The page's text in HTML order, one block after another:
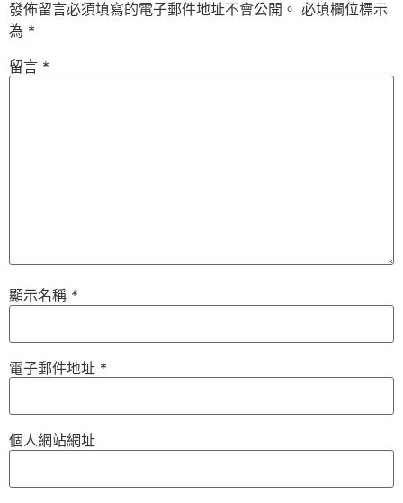
發佈留言必須填寫的電子郵件地址不會公開。 必填欄位標示
為 *
留言 *
顯示名稱 *
電子郵件地址 *
個人網站網址